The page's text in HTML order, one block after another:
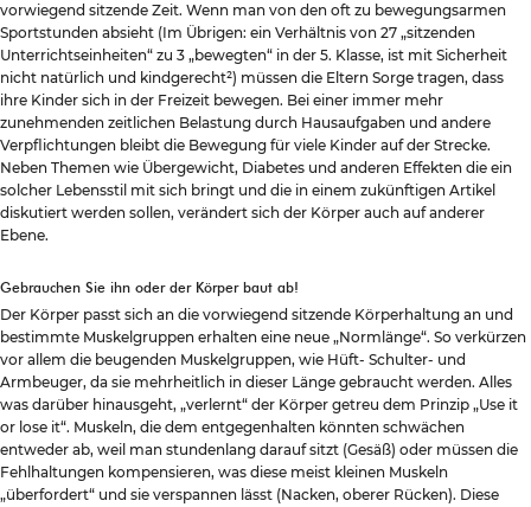
vorwiegend sitzende Zeit. Wenn man von den oft zu bewegungsarmen
Sportstunden absieht (Im Übrigen: ein Verhältnis von 27 „sitzenden
Unterrichtseinheiten“ zu 3 „bewegten“ in der 5. Klasse, ist mit Sicherheit
nicht natürlich und kindgerecht²) müssen die Eltern Sorge tragen, dass
ihre Kinder sich in der Freizeit bewegen. Bei einer immer mehr
zunehmenden zeitlichen Belastung durch Hausaufgaben und andere
Verpflichtungen bleibt die Bewegung für viele Kinder auf der Strecke.
Neben Themen wie Übergewicht, Diabetes und anderen Effekten die ein
solcher Lebensstil mit sich bringt und die in einem zukünftigen Artikel
diskutiert werden sollen, verändert sich der Körper auch auf anderer
Ebene.
Gebrauchen Sie ihn oder der Körper baut ab!
Der Körper passt sich an die vorwiegend sitzende Körperhaltung an und
bestimmte Muskelgruppen erhalten eine neue „Normlänge“. So verkürzen
vor allem die beugenden Muskelgruppen, wie Hüft- Schulter- und
Armbeuger, da sie mehrheitlich in dieser Länge gebraucht werden. Alles
was darüber hinausgeht, „verlernt“ der Körper getreu dem Prinzip „Use it
or lose it“. Muskeln, die dem entgegenhalten könnten schwächen
entweder ab, weil man stundenlang darauf sitzt (Gesäß) oder müssen die
Fehlhaltungen kompensieren, was diese meist kleinen Muskeln
„überfordert“ und sie verspannen lässt (Nacken, oberer Rücken). Diese